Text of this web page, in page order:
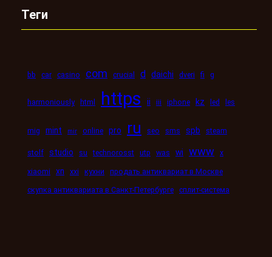
Теги
bb car casino com crucial d daichi dveri fi g
harmoniously html https ii iii iphone kz led les
mig mint mir online pro ru seo sms spb steam
stolf studio su technorosst utp was wi www x
xiaomi xn xxi кухни
продать антиквариат в Москве
скупка антиквариата в Санкт-Петербурге сплит-система